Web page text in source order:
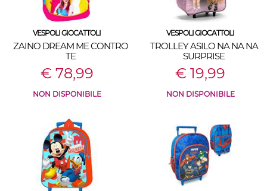
VESPOLI GIOCATTOLI
ZAINO DREAM ME CONTRO
TE
€ 78,99
NON DISPONIBILE
VESPOLI GIOCATTOLI
TROLLEY ASILO NA NA NA
SURPRISE
€ 19,99
NON DISPONIBILE